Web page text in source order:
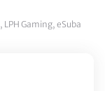
, LPH Gaming, eSuba